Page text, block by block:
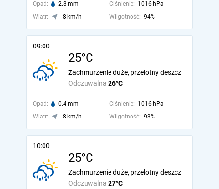
Opad: 2.3 mm Ciśnienie: 1016 hPa
Wiatr:
8 km/h Wilgotność: 94%
09:00
25°C
Odczuwalna 26°C
Zachmurzenie duże, przelotny deszcz
Opad: 0.4 mm Ciśnienie: 1016 hPa
Wiatr:
8 km/h Wilgotność: 93%
10:00
25°C
Odczuwalna 27°C
Zachmurzenie duże, przelotny deszcz